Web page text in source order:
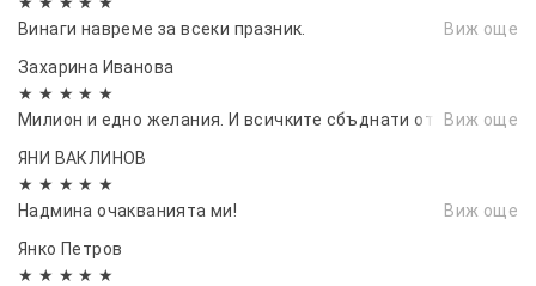
Винаги навреме за всеки празник.
Виж още
Захарина Иванова
★ ★ ★ ★ ★
Милион и едно желания. И всичките сбъднати от 741.Виж още
ЯНИ ВАКЛИНОВ
★ ★ ★ ★ ★
Надмина очакванията ми!
Виж още
Янко Петров
★ ★ ★ ★ ★